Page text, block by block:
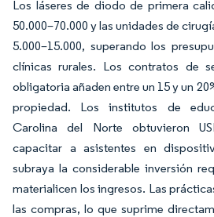
Los láseres de diodo de primera
50.000–70.000 y las unidades de
5.000–15.000, superando los
clínicas rurales. Los contratos de
obligatoria añaden entre un 15 y un
propiedad. Los institutos de
Carolina del Norte obtuvieron
capacitar a asistentes en
subraya la considerable inversión
materialicen los ingresos. Las
las compras, lo que suprime